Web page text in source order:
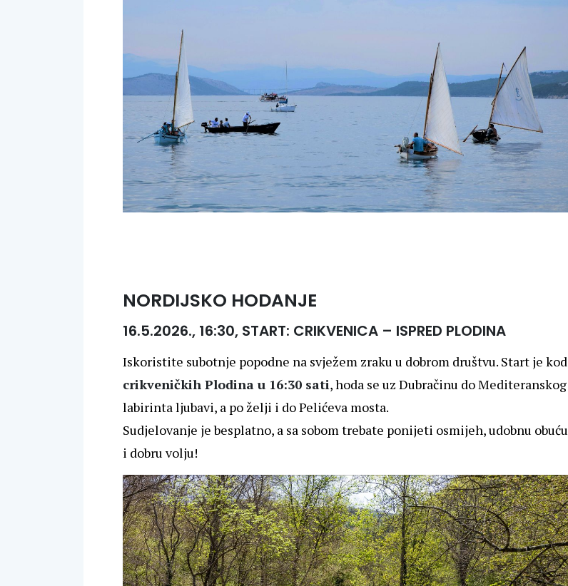
NORDIJSKO HODANJE
16.5.2026., 16:30, START: CRIKVENICA – ISPRED PLODINA
Iskoristite subotnje popodne na svježem zraku u dobrom društvu. Start je kod
crikveničkih Plodina u 16:30 sati, hoda se uz Dubračinu do Mediteranskog
labirinta ljubavi, a po želji i do Pelićeva mosta.
Sudjelovanje je besplatno, a sa sobom trebate ponijeti osmijeh, udobnu obuću
i dobru volju!